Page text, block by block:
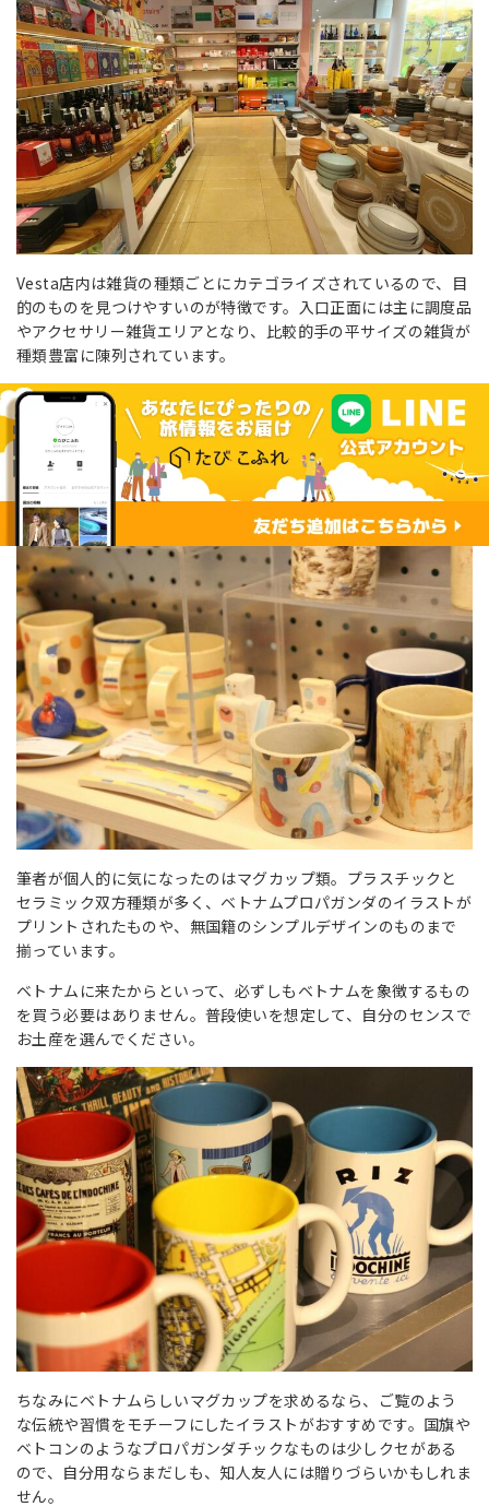
Vesta店内は雑貨の種類ごとにカテゴライズされているので、目
的のものを見つけやすいのが特徴です。入口正面には主に調度品
やアクセサリー雑貨エリアとなり、比較的手の平サイズの雑貨が
種類豊富に陳列されています。
筆者が個人的に気になったのはマグカップ類。プラスチックと
セラミック双方種類が多く、ベトナムプロパガンダのイラストが
プリントされたものや、無国籍のシンプルデザインのものまで
揃っています。
ベトナムに来たからといって、必ずしもベトナムを象徴するもの
を買う必要はありません。普段使いを想定して、自分のセンスで
お土産を選んでください。
ちなみにベトナムらしいマグカップを求めるなら、ご覧のよう
な伝統や習慣をモチーフにしたイラストがおすすめです。国旗や
ベトコンのようなプロパガンダチックなものは少しクセがある
ので、自分用ならまだしも、知人友人には贈りづらいかもしれま
せん。